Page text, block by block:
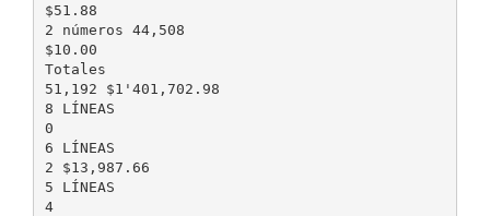
$51.88
2 números 44,508
$10.00
Totales
51,192 $1'401,702.98
8 LÍNEAS
0
6 LÍNEAS
2 $13,987.66
5 LÍNEAS
4